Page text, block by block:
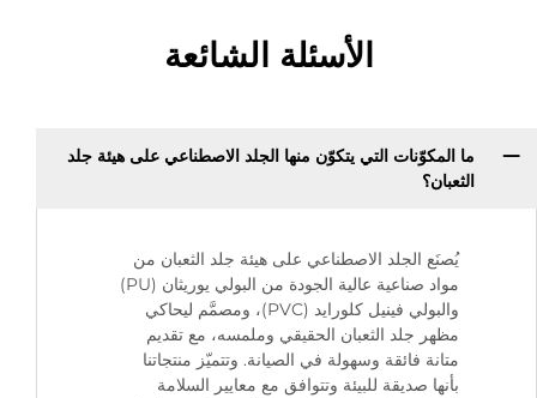
الأسئلة الشائعة
ما المكوّنات التي يتكوّن منها الجلد الاصطناعي على هيئة جلد
الثعبان؟
يُصنَع الجلد الاصطناعي على هيئة جلد الثعبان من
مواد صناعية عالية الجودة من البولي يوريثان (PU)
والبولي فينيل كلورايد (PVC)، ومصمَّم ليحاكي
مظهر جلد الثعبان الحقيقي وملمسه، مع تقديم
متانة فائقة وسهولة في الصيانة. وتتميّز منتجاتنا
بأنها صديقة للبيئة وتتوافق مع معايير السلامة